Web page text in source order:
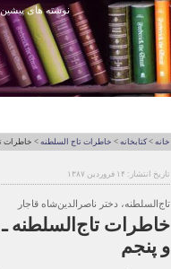
نوشته های پیشین
خانه >کتابخانه > خاطرات تاج السلطنه> خاطرات
تاریخ انتشار: ۱۴ فروردین ۱۳۸۷
تاج‌السلطنه، دختر ناصرالدین‌شاه قاجار
خاطرات
و پنجم